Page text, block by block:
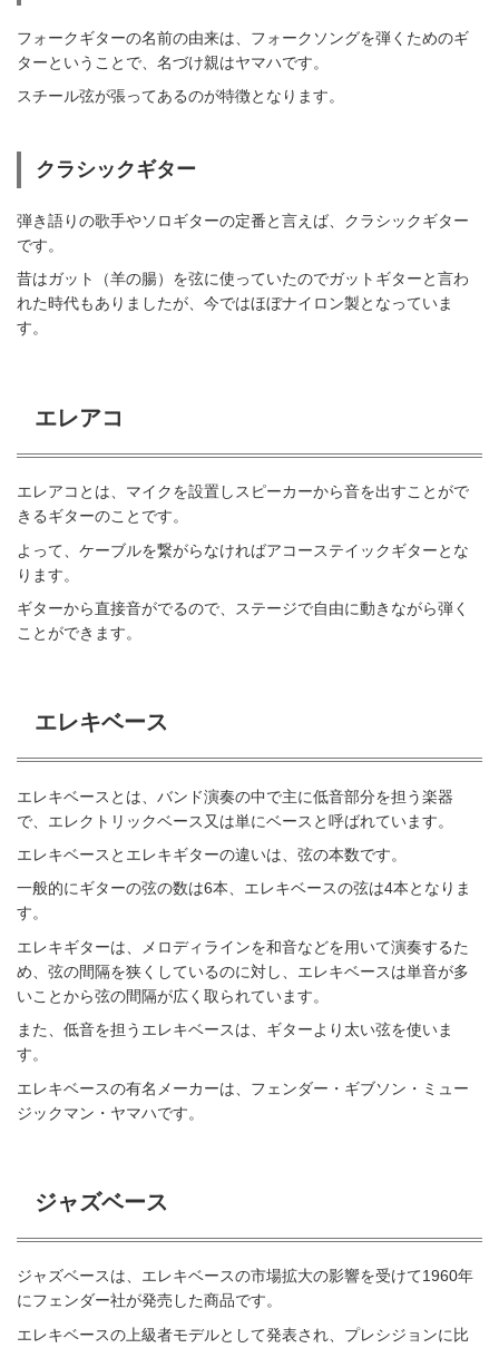
フォークギターの名前の由来は、フォークソングを弾くためのギ
ターということで、名づけ親はヤマハです。
スチール弦が張ってあるのが特徴となります。
クラシックギター
弾き語りの歌手やソロギターの定番と言えば、クラシックギター
です。
昔はガット（羊の腸）を弦に使っていたのでガットギターと言わ
れた時代もありましたが、今ではほぼナイロン製となっていま
す。
エレアコ
エレアコとは、マイクを設置しスピーカーから音を出すことがで
きるギターのことです。
よって、ケーブルを繋がらなければアコーステイックギターとな
ります。
ギターから直接音がでるので、ステージで自由に動きながら弾く
ことができます。
エレキベース
エレキベースとは、バンド演奏の中で主に低音部分を担う楽器
で、エレクトリックベース又は単にベースと呼ばれています。
エレキベースとエレキギターの違いは、弦の本数です。
一般的にギターの弦の数は6本、エレキベースの弦は4本となりま
す。
エレキギターは、メロディラインを和音などを用いて演奏するた
め、弦の間隔を狭くしているのに対し、エレキベースは単音が多
いことから弦の間隔が広く取られています。
また、低音を担うエレキベースは、ギターより太い弦を使いま
す。
エレキベースの有名メーカーは、フェンダー・ギブソン・ミュー
ジックマン・ヤマハです。
ジャズベース
ジャズベースは、エレキベースの市場拡大の影響を受けて1960年
にフェンダー社が発売した商品です。
エレキベースの上級者モデルとして発表され、プレシジョンに比